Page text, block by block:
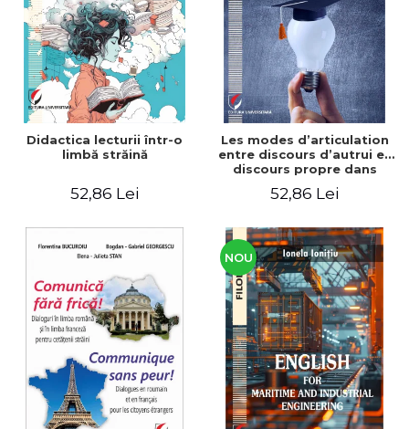
Didactica lecturii într-o
limbă străină
52,86 Lei
Les modes d’articulation
entre discours d’autrui et
discours propre dans
master
52,86 Lei
NOU